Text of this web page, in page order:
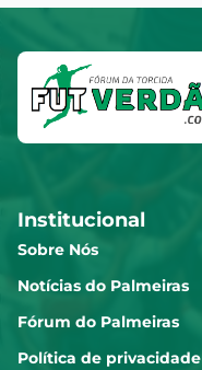
Institucional
Sobre Nós
Notícias do Palmeiras
Fórum do Palmeiras
Política de privacidade